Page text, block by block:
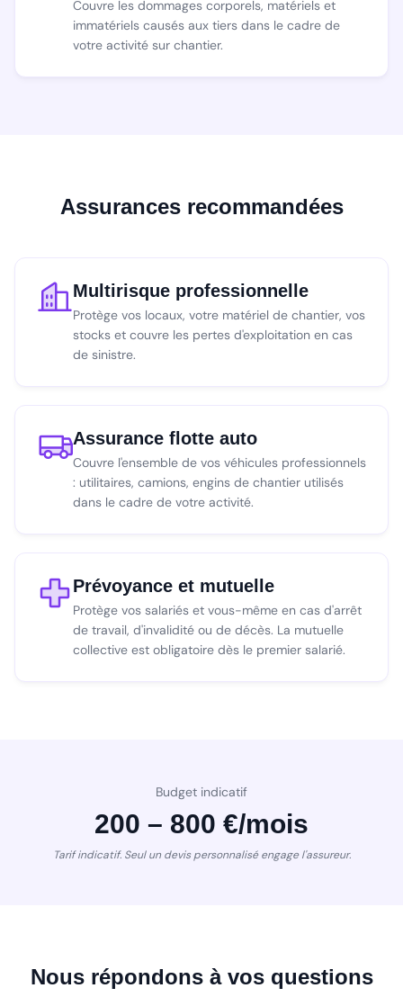
Couvre les dommages corporels, matériels et
immatériels causés aux tiers dans le cadre de
votre activité sur chantier.
Assurances recommandées
Multirisque professionnelle
Protège vos locaux, votre matériel de chantier, vos
stocks et couvre les pertes d'exploitation en cas
de sinistre.
Assurance flotte auto
Couvre l'ensemble de vos véhicules professionnels
: utilitaires, camions, engins de chantier utilisés
dans le cadre de votre activité.
Prévoyance et mutuelle
Protège vos salariés et vous-même en cas d'arrêt
de travail, d'invalidité ou de décès. La mutuelle
collective est obligatoire dès le premier salarié.
Budget indicatif
200 – 800 €/mois
Tarif indicatif. Seul un devis personnalisé engage l'assureur.
Nous répondons à vos questions